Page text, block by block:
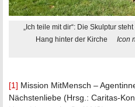
„Ich teile mit dir“: Die Skulptur
Hang hinter der Kirche
Icon
[1] Mission MitMensch –
Nächstenliebe (Hrsg.: Caritas-